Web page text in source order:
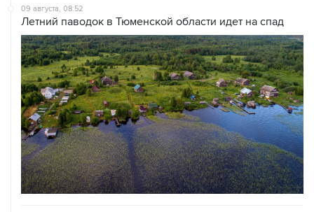
09 августа, 08:52
Летний паводок в Тюменской области идет на спад